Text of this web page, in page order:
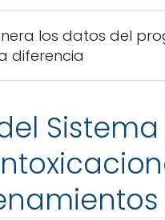
los datos del
diferencia